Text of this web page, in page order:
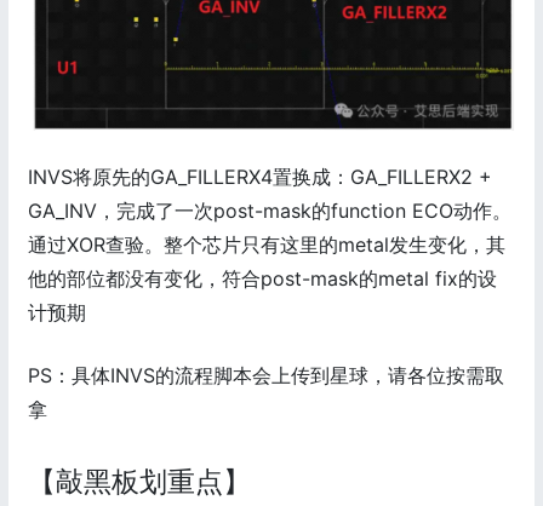
INVS将原先的GA_FILLERX4置换成：GA_FILLERX2 +
GA_INV，完成了一次post-mask的function ECO动作。
通过XOR查验。整个芯片只有这里的metal发生变化，其
他的部位都没有变化，符合post-mask的metal fix的设
计预期
PS：具体INVS的流程脚本会上传到星球，请各位按需取
拿
【敲黑板划重点】